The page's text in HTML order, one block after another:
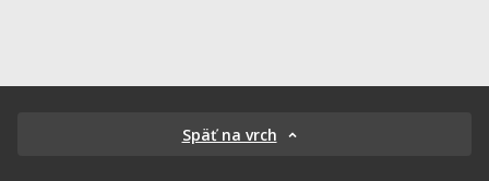
Späť na vrch